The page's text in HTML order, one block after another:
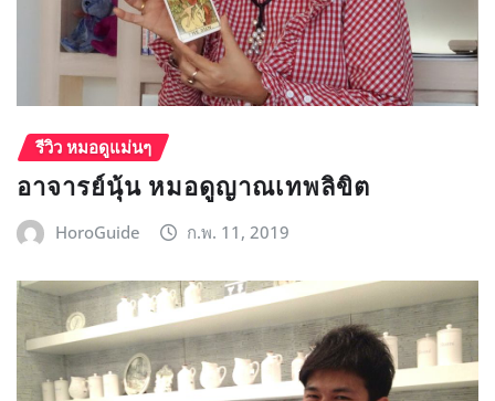
รีวิว หมอดูแม่นๆ
อาจารย์นุ้น หมอดูญาณเทพลิขิต
HoroGuide ก.พ. 11, 2019